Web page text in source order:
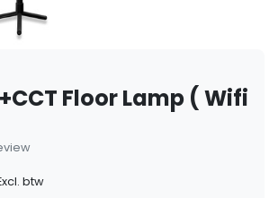
Floor Lamp ( Wifi
btw